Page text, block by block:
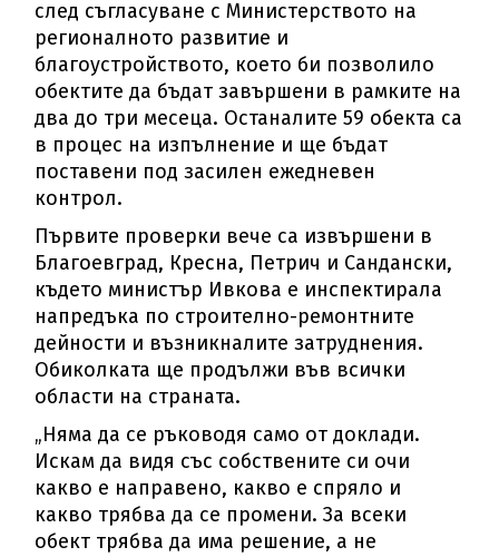
след съгласуване с Министерството на
регионалното развитие и
благоустройството, което би позволило
обектите да бъдат завършени в рамките на
два до три месеца. Останалите 59 обекта са
в процес на изпълнение и ще бъдат
поставени под засилен ежедневен
контрол.
Първите проверки вече са извършени в
Благоевград, Кресна, Петрич и Сандански,
където министър Ивкова е инспектирала
напредъка по строително-ремонтните
дейности и възникналите затруднения.
Обиколката ще продължи във всички
области на страната.
„Няма да се ръководя само от доклади.
Искам да видя със собствените си очи
какво е направено, какво е спряло и
какво трябва да се промени. За всеки
обект трябва да има решение, а не